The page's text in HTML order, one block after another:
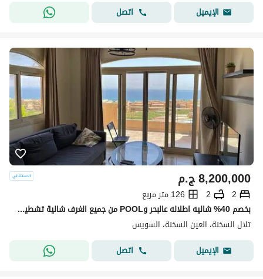
الإيميل
اتصل
ج.م8,200,000
2
2
126 متر مربع
بخصم 40% شاليه اطلاله عالبحر وPOOL من جميع الغرف شالية تشطيب كامل ومجهز بالتكييفات والمطبخ في تلال السخنه ع طريق الزعفرانه بالقرب من لافيستا 6 و بورتو
تلال السخنة، العين السخنة، السويس
الإيميل
اتصل